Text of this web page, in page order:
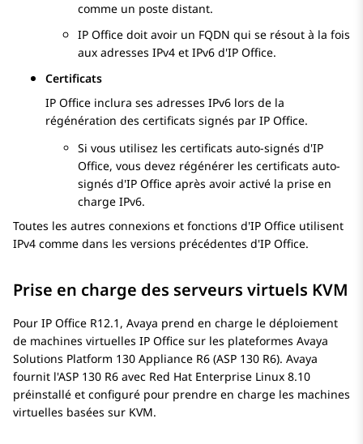
comme un poste distant.
IP Office doit avoir un FQDN qui se résout à la fois
aux adresses IPv4 et IPv6 d'IP Office.
Certificats
IP Office inclura ses adresses IPv6 lors de la
régénération des certificats signés par IP Office.
Si vous utilisez les certificats auto-signés d'IP
Office, vous devez régénérer les certificats auto-
signés d'IP Office après avoir activé la prise en
charge IPv6.
Toutes les autres connexions et fonctions d'IP Office utilisent
IPv4 comme dans les versions précédentes d'IP Office.
Prise en charge des serveurs virtuels KVM
Pour IP Office R12.1, Avaya prend en charge le déploiement
de machines virtuelles IP Office sur les plateformes Avaya
Solutions Platform 130 Appliance R6 (ASP 130 R6). Avaya
fournit l'ASP 130 R6 avec Red Hat Enterprise Linux 8.10
préinstallé et configuré pour prendre en charge les machines
virtuelles basées sur KVM.